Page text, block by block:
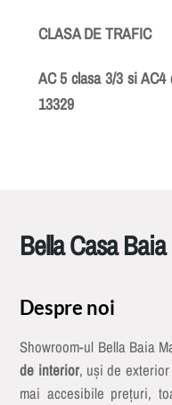
CLASA DE TRAFIC
AC 5 clasa 3/3 si
13329
Bella Casa
Despre noi
Showroom-ul Bella Baia
de interior, uși de
mai accesibile prețuri,